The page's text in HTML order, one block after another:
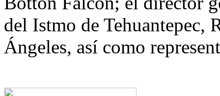
del Istmo de Tehuantepec,
Ángeles, así como